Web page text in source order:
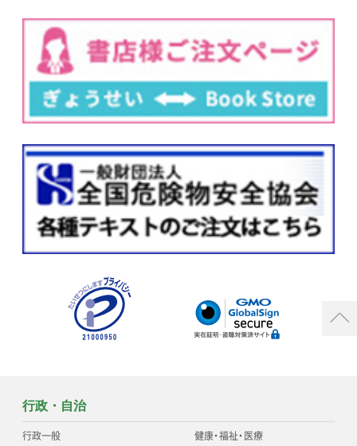
行政・自治
行政一般
健康・福祉・医療